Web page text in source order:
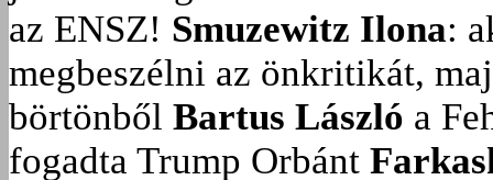
az ENSZ! Smuzewitz Ilona:
megbeszélni az önkritikát,
börtönből Bartus László a
fogadta Trump Orbánt